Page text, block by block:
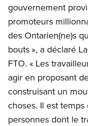
gouvernement
promoteurs
des Ontarien(ne)s
bouts », a déclaré
FTO. « Les
agir en proposant
construisant un
choses. Il est
personnes dont le